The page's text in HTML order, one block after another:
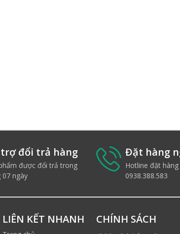
trợ đổi trả hàng
được đổi trả trong
07 ngày
Đặt hàng
Hotline đặt hàng
0938.388.583
LIÊN KẾT NHANH CHÍNH SÁCH